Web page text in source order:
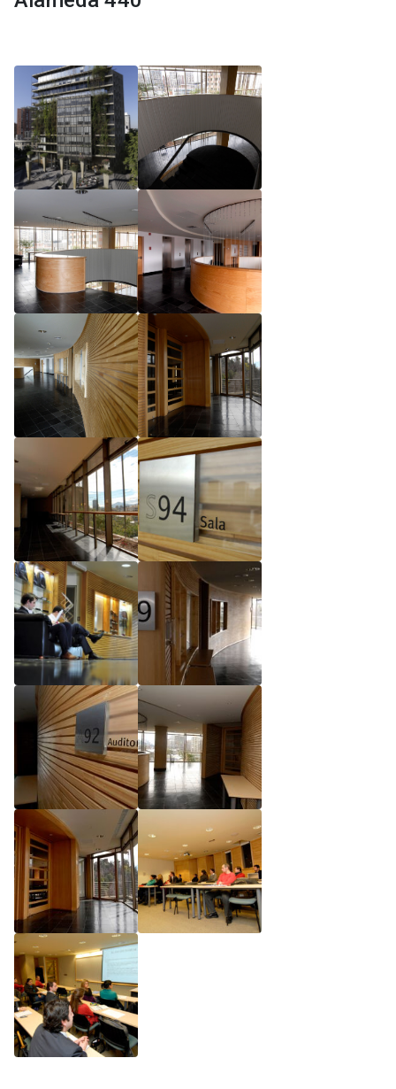
Reglamento de Magíster, Pontificia Universidad
Universidad Católica de Chile
Reglamento de Magíster, Pontificia Universidad
Católica de Chile LLM UC 2025
Reglamento de Seminarios de Graduación
Programa de Magíster en Derecho, LLM 2025